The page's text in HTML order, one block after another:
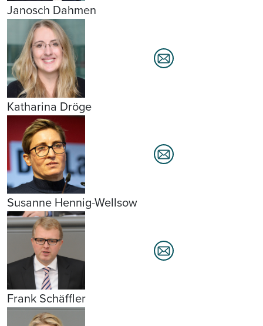
Janosch Dahmen
Katharina Dröge
Susanne Hennig-Wellsow
Frank Schäffler